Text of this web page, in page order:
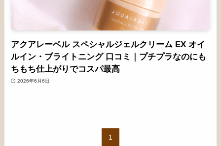
アクアレーベル スペシャルジェルクリーム EX オイ
ルイン・ブライトニング 口コミ｜プチプラなのにも
ちもち仕上がりでコスパ最高
2026年6月6日
1